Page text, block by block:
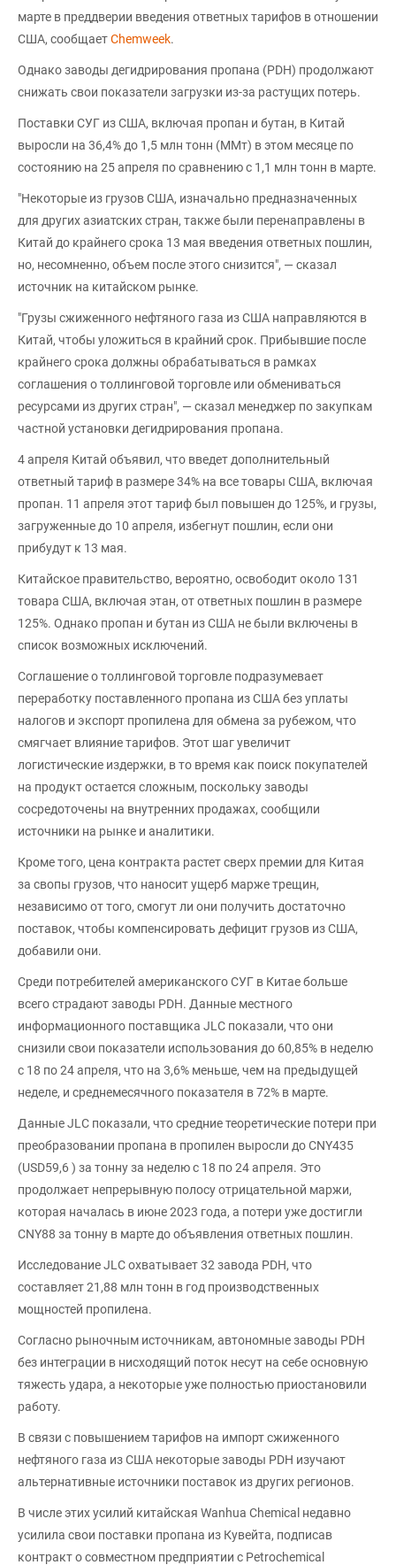
марте в преддверии введения ответных тарифов в отношении
США, сообщаетChemweek.
Однако заводы дегидрирования пропана (PDH) продолжают
снижать свои показатели загрузки из-за растущих потерь.
Поставки СУГ из США, включая пропан и бутан, в Китай
выросли на 36,4% до 1,5 млн тонн (ММт) в этом месяце по
состоянию на 25 апреля по сравнению с 1,1 млн тонн в марте.
"Некоторые из грузов США, изначально предназначенных
для других азиатских стран, также были перенаправлены в
Китай до крайнего срока 13 мая введения ответных пошлин,
но, несомненно, объем после этого снизится", — сказал
источник на китайском рынке.
"Грузы сжиженного нефтяного газа из США направляются в
Китай, чтобы уложиться в крайний срок. Прибывшие после
крайнего срока должны обрабатываться в рамках
соглашения о толлинговой торговле или обмениваться
ресурсами из других стран", — сказал менеджер по закупкам
частной установки дегидрирования пропана.
4 апреля Китай объявил, что введет дополнительный
ответный тариф в размере 34% на все товары США, включая
пропан. 11 апреля этот тариф был повышен до 125%, и грузы,
загруженные до 10 апреля, избегнут пошлин, если они
прибудут к 13 мая.
Китайское правительство, вероятно, освободит около 131
товара США, включая этан, от ответных пошлин в размере
125%. Однако пропан и бутан из США не были включены в
список возможных исключений.
Соглашение о толлинговой торговле подразумевает
переработку поставленного пропана из США без уплаты
налогов и экспорт пропилена для обмена за рубежом, что
смягчает влияние тарифов. Этот шаг увеличит
логистические издержки, в то время как поиск покупателей
на продукт остается сложным, поскольку заводы
сосредоточены на внутренних продажах, сообщили
источники на рынке и аналитики.
Кроме того, цена контракта растет сверх премии для Китая
за свопы грузов, что наносит ущерб марже трещин,
независимо от того, смогут ли они получить достаточно
поставок, чтобы компенсировать дефицит грузов из США,
добавили они.
Среди потребителей американского СУГ в Китае больше
всего страдают заводы PDH. Данные местного
информационного поставщика JLC показали, что они
снизили свои показатели использования до 60,85% в неделю
с 18 по 24 апреля, что на 3,6% меньше, чем на предыдущей
неделе, и среднемесячного показателя в 72% в марте.
Данные JLC показали, что средние теоретические потери при
преобразовании пропана в пропилен выросли до CNY435
(USD59,6 ) за тонну за неделю с 18 по 24 апреля. Это
продолжает непрерывную полосу отрицательной маржи,
которая началась в июне 2023 года, а потери уже достигли
CNY88 за тонну в марте до объявления ответных пошлин.
Исследование JLC охватывает 32 завода PDH, что
составляет 21,88 млн тонн в год производственных
мощностей пропилена.
Согласно рыночным источникам, автономные заводы PDH
без интеграции в нисходящий поток несут на себе основную
тяжесть удара, а некоторые уже полностью приостановили
работу.
В связи с повышением тарифов на импорт сжиженного
нефтяного газа из США некоторые заводы PDH изучают
альтернативные источники поставок из других регионов.
В числе этих усилий китайская Wanhua Chemical недавно
усилила свои поставки пропана из Кувейта, подписав
контракт о совместном предприятии с Petrochemical